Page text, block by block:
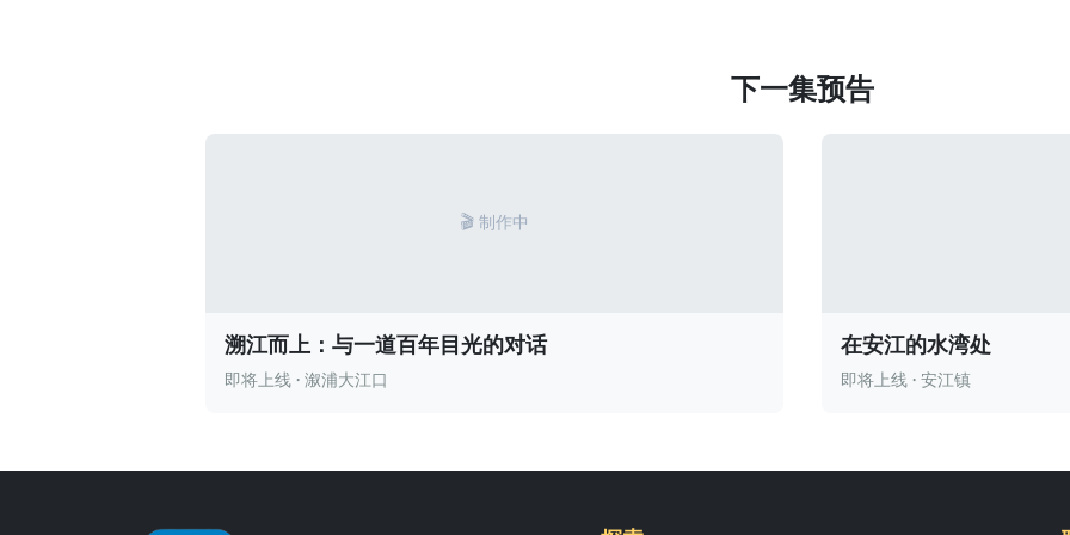
下一集预告
🎬 制作中
溯江而上：与一道百年目光的对话
即将上线 · 溆浦大江口
在安江的水湾处
即将上线 · 安江镇